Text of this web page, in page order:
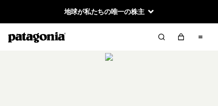
地球が私たちの唯一の株主